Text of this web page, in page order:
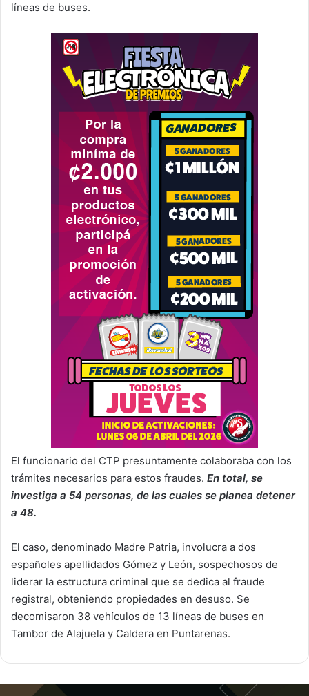
líneas de buses.
El funcionario del CTP presuntamente colaboraba con los
trámites necesarios para estos fraudes. En total, se
investiga a 54 personas, de las cuales se planea detener
a 48.
El caso, denominado Madre Patria, involucra a dos
españoles apellidados Gómez y León, sospechosos de
liderar la estructura criminal que se dedica al fraude
registral, obteniendo propiedades en desuso. Se
decomisaron 38 vehículos de 13 líneas de buses en
Tambor de Alajuela y Caldera en Puntarenas.